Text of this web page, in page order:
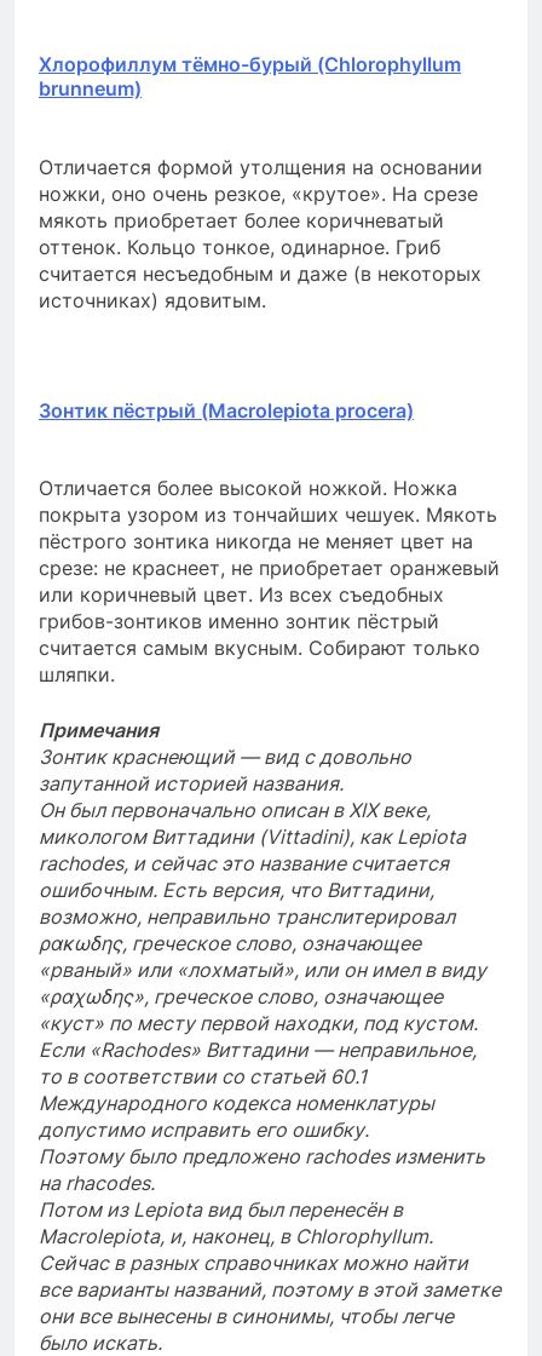
Хлорофиллум тёмно-бурый (Chlorophyllum
brunneum)
Отличается формой утолщения на основании
ножки, оно очень резкое, «крутое». На срезе
мякоть приобретает более коричневатый
оттенок. Кольцо тонкое, одинарное. Гриб
считается несъедобным и даже (в некоторых
источниках) ядовитым.
Зонтик пёстрый (Macrolepiota procera)
Отличается более высокой ножкой. Ножка
покрыта узором из тончайших чешуек. Мякоть
пёстрого зонтика никогда не меняет цвет на
срезе: не краснеет, не приобретает оранжевый
или коричневый цвет. Из всех съедобных
грибов-зонтиков именно зонтик пёстрый
считается самым вкусным. Собирают только
шляпки.
Примечания
Зонтик краснеющий — вид с довольно
запутанной историей названия.
Он был первоначально описан в XIX веке,
микологом Виттадини (Vittadini), как Lepiota
rachodes, и сейчас это название считается
ошибочным. Есть версия, что Виттадини,
возможно, неправильно транслитерировал
ρακωδης, греческое слово, означающее
«рваный» или «лохматый», или он имел в виду
«ραχωδης», греческое слово, означающее
«куст» по месту первой находки, под кустом.
Если «Rachodes» Виттадини — неправильное,
то в соответствии со статьей 60.1
Международного кодекса номенклатуры
допустимо исправить его ошибку.
Поэтому было предложено rachodes изменить
на rhacodes.
Потом из Lepiota вид был перенесён в
Macrolepiota, и, наконец, в Chlorophyllum.
Сейчас в разных справочниках можно найти
все варианты названий, поэтому в этой заметке
они все вынесены в синонимы, чтобы легче
было искать.